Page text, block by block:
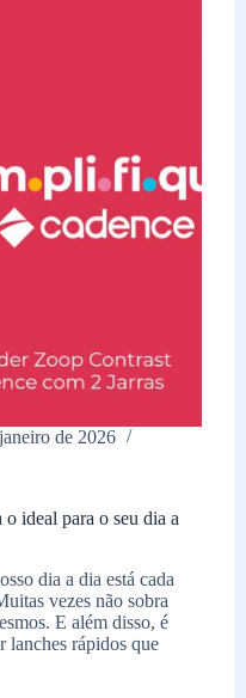
de 2026
ideal para o seu dia a
dia a dia está cada
vezes não sobra
E além disso, é
lanches rápidos que